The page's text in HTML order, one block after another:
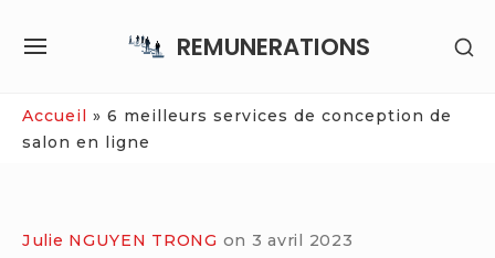
REMUNERATIONS
SITE
Accueil » 6 meilleurs services de conception de
salon en ligne
Julie NGUYEN TRONG on 3 avril 2023